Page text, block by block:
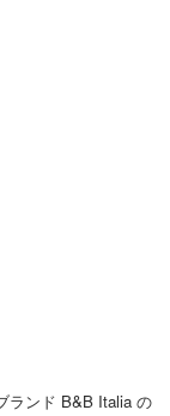
ランド B&B Italia の